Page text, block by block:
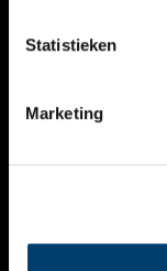
Statistieken
Marketing
THEMA’S
VIDEO’S
CONTACT